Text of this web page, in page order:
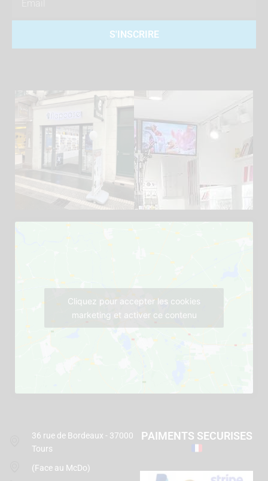
S'INSCRIRE
Cliquez pour accepter les cookies
marketing et activer ce contenu
36 rue de Bordeaux - 37000
Tours
(Face au McDo)
PAIMENTS SECURISES